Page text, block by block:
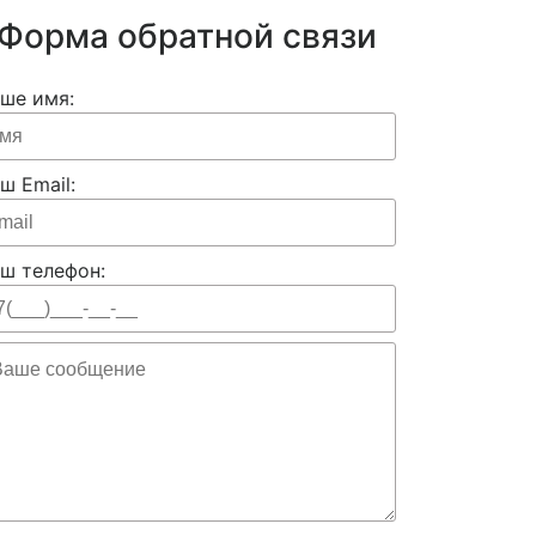
обратной связи
имя:
Email:
телефон: